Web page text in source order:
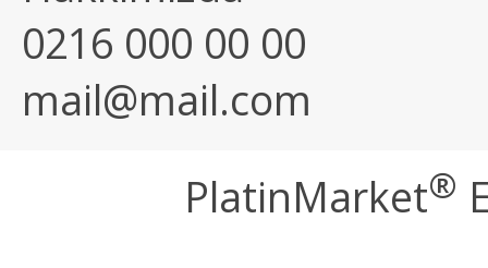
0216 000 00 00
mail@mail.com
PlatinMarket®